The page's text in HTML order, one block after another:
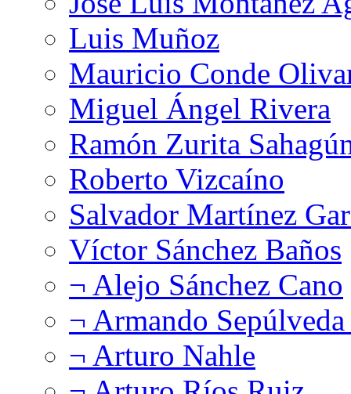
Luis Muñoz
Mauricio Conde
Miguel Ángel Rivera
Ramón Zurita
Roberto Vizcaíno
Salvador Martínez
Víctor Sánchez Baños
¬ Alejo Sánchez Cano
¬ Armando
¬ Arturo Nahle